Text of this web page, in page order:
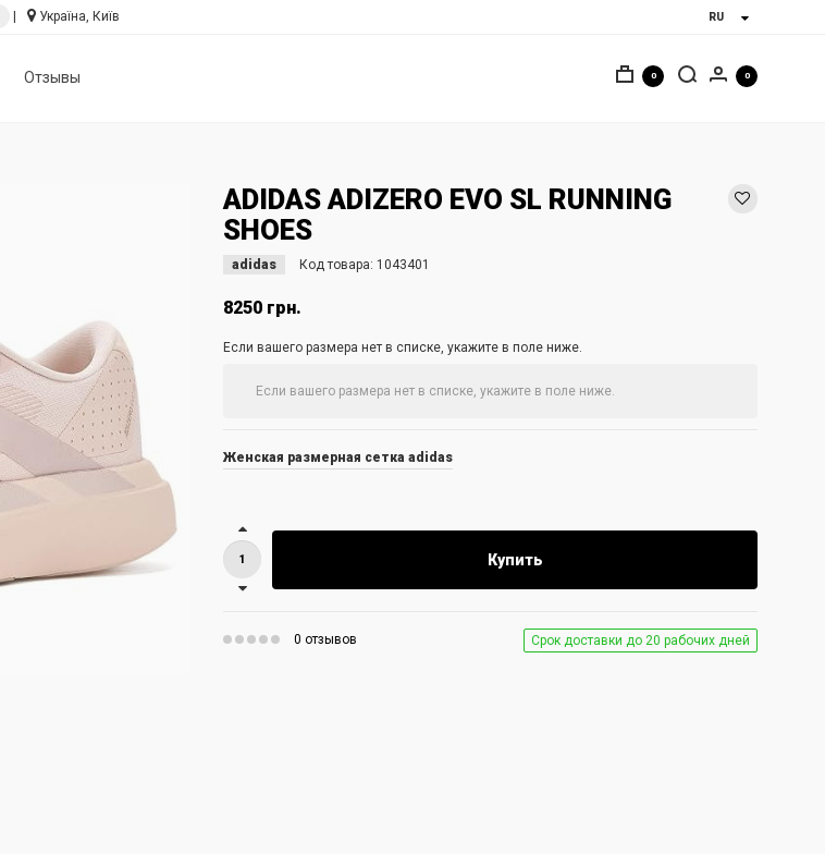
Отзывы
Україна, Київ
0 0
ADIDAS ADIZERO EVO SL RUNNING
SHOES
adidas Код товара: 1043401
8250 грн.
Если вашего размера нет в списке, укажите в поле ниже.
Женская размерная сетка adidas
Купить
0 отзывов Срок доставки до 20 рабочих дней